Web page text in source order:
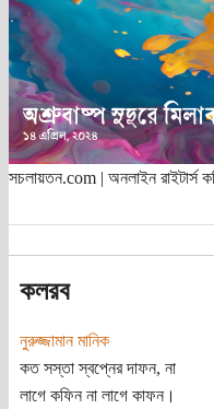
সচলায়তন.com | অনলাইন রাইটার্স
কলরব
নুরুজ্জামান মানিক
কত সস্তা স্বপ্নের দাফন, না
লাগে কফিন না লাগে কাফন।